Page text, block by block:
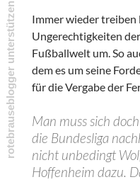
Immer wieder treiben
Ungerechtigkeiten
Fußballwelt um. So
dem es um seine
für die Vergabe der
Man muss sich
die Bundesliga
nicht unbedingt
Hoffenheim dazu.
rotebrauseblogger unterstützen